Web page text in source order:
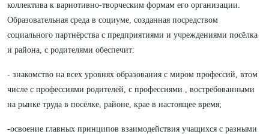
коллектива к вариотивно-творческим формам его организации.
Образовательная среда в социуме, созданная посредством
социального партнёрства с предприятиями и учреждениями посёлка
и района, с родителями обеспечит:
- знакомство на всех уровнях образования с миром профессий, втом
числе с профессиями родителей, с профессиями , востребованными
на рынке труда в посёлке, районе, крае в настоящее время;
-освоение главных принципов взаимодействия учащихся с разными